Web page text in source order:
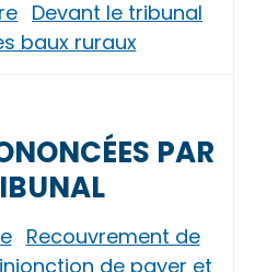
Devant le tribunal
baux ruraux
PAR
Recouvrement de
de payer et